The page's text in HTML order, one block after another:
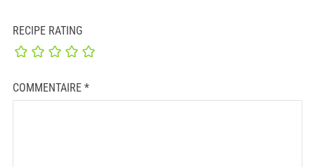
RECIPE RATING
COMMENTAIRE *